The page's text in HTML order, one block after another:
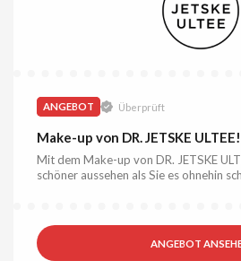
ANGEBOT Überprüft
Make-up von DR. JETSKE ULTEE!
Mit dem Make-up von DR. JETSKE
schöner aussehen als Sie es ohnehin
ANGEBOT